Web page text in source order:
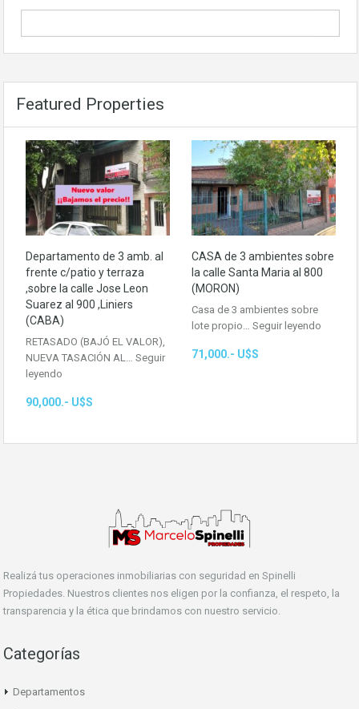
Featured Properties
Departamento de 3 amb. al
frente c/patio y terraza
,sobre la calle Jose Leon
Suarez al 900 ,Liniers
(CABA)
RETASADO (BAJÓ EL VALOR),
NUEVA TASACIÓN AL… Seguir
leyendo
90,000.- U$S
CASA de 3 ambientes sobre
la calle Santa Maria al 800
(MORON)
Casa de 3 ambientes sobre
lote propio… Seguir leyendo
71,000.- U$S
Realizá tus operaciones inmobiliarias con seguridad en Spinelli
Propiedades. Nuestros clientes nos eligen por la confianza, el respeto, la
transparencia y la ética que brindamos con nuestro servicio.
Categorías
Departamentos